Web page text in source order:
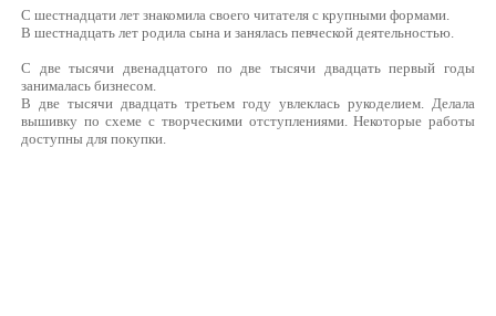
С шестнадцати лет знакомила своего читателя с крупными формами.
В шестнадцать лет родила сына и занялась певческой деятельностью.
С две тысячи двенадцатого по две тысячи двадцать первый годы
занималась бизнесом.
В две тысячи двадцать третьем году увлеклась рукоделием. Делала
вышивку по схеме с творческими отступлениями. Некоторые работы
доступны для покупки.